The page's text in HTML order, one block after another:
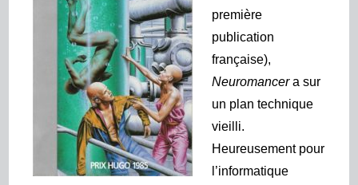
première
publication
française),
Neuromancera sur
un plan technique
vieilli.
Heureusement pour
l’informatique